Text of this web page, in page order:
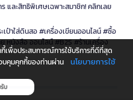
และสิทธิพิเศษเฉพาะสมาชิก! คลิกเลย
ป๋าใส่ดินสอ #เครื่องเขียนออนไลน์ #ซื้อ
หนังสือ ออนไลน์ #B2S #ร้านเครื่อง
เพื่อประสบการณ์การใช้บริการที่ดีที่สุด
บคุมคุกกี้ของท่านผ่าน
นโยบายการใช้
บ